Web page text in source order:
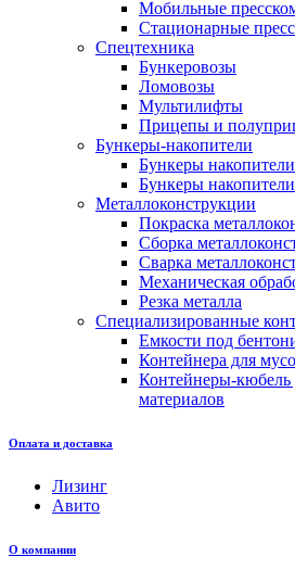
Мобильные
Стационарные
Спецтехника
Бункеровозы
Ломовозы
Мультилифты
Прицепы и
Бункеры-накопители
Бункеры
Бункеры
Металлоконструкции
Покраска
Сборка
Сварка
Механическая
Резка металла
Специализированные
Емкости под
Контейнера для
Контейнеры-кюбель
материалов
Оплата и доставка
Лизинг
Авито
О компании